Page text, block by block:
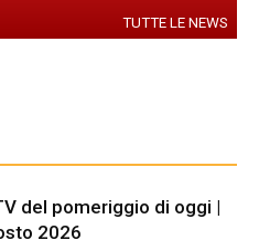
TUTTE LE NEWS
del pomeriggio di oggi |
2026